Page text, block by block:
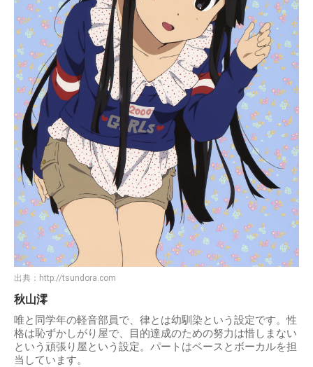
出典： http://tsundora.com
秋山澪
唯と同学年の軽音部員で、律とは幼馴染という設定です。性
格は恥ずかしがり屋で、目的達成のための努力は惜しまない
という頑張り屋という設定。パートはベースとボーカルを担
当しています。